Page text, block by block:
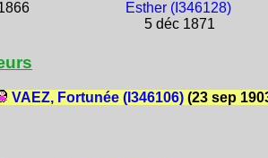
Esther (I346128)
5 déc 1871
VAEZ, Fortunée (I346106)(23 sep